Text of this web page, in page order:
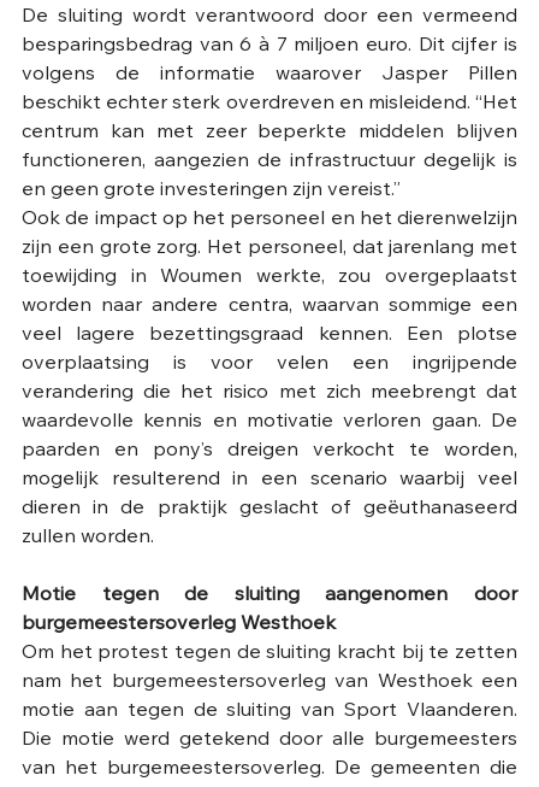
De sluiting wordt verantwoord door een vermeend
besparingsbedrag van 6 à 7 miljoen euro. Dit cijfer is
volgens de informatie waarover Jasper Pillen
beschikt echter sterk overdreven en misleidend. “Het
centrum kan met zeer beperkte middelen blijven
functioneren, aangezien de infrastructuur degelijk is
en geen grote investeringen zijn vereist.”
Ook de impact op het personeel en het dierenwelzijn
zijn een grote zorg. Het personeel, dat jarenlang met
toewijding in Woumen werkte, zou overgeplaatst
worden naar andere centra, waarvan sommige een
veel lagere bezettingsgraad kennen. Een plotse
overplaatsing is voor velen een ingrijpende
verandering die het risico met zich meebrengt dat
waardevolle kennis en motivatie verloren gaan. De
paarden en pony’s dreigen verkocht te worden,
mogelijk resulterend in een scenario waarbij veel
dieren in de praktijk geslacht of geëuthanaseerd
zullen worden.
Motie tegen de sluiting aangenomen door
burgemeestersoverleg Westhoek
Om het protest tegen de sluiting kracht bij te zetten
nam het burgemeestersoverleg van Westhoek een
motie aan tegen de sluiting van Sport Vlaanderen.
Die motie werd getekend door alle burgemeesters
van het burgemeestersoverleg. De gemeenten die